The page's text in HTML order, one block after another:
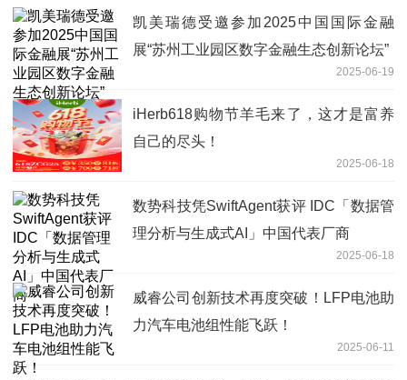
凯美瑞德受邀参加2025中国国际金融
展“苏州工业园区数字金融生态创新论坛”
2025-06-19
iHerb618购物节羊毛来了，这才是富养
自己的尽头！
2025-06-18
数势科技凭SwiftAgent获评 IDC「数据管
理分析与生成式AI」中国代表厂商
2025-06-18
威睿公司创新技术再度突破！LFP电池助
力汽车电池组性能飞跃！
2025-06-11